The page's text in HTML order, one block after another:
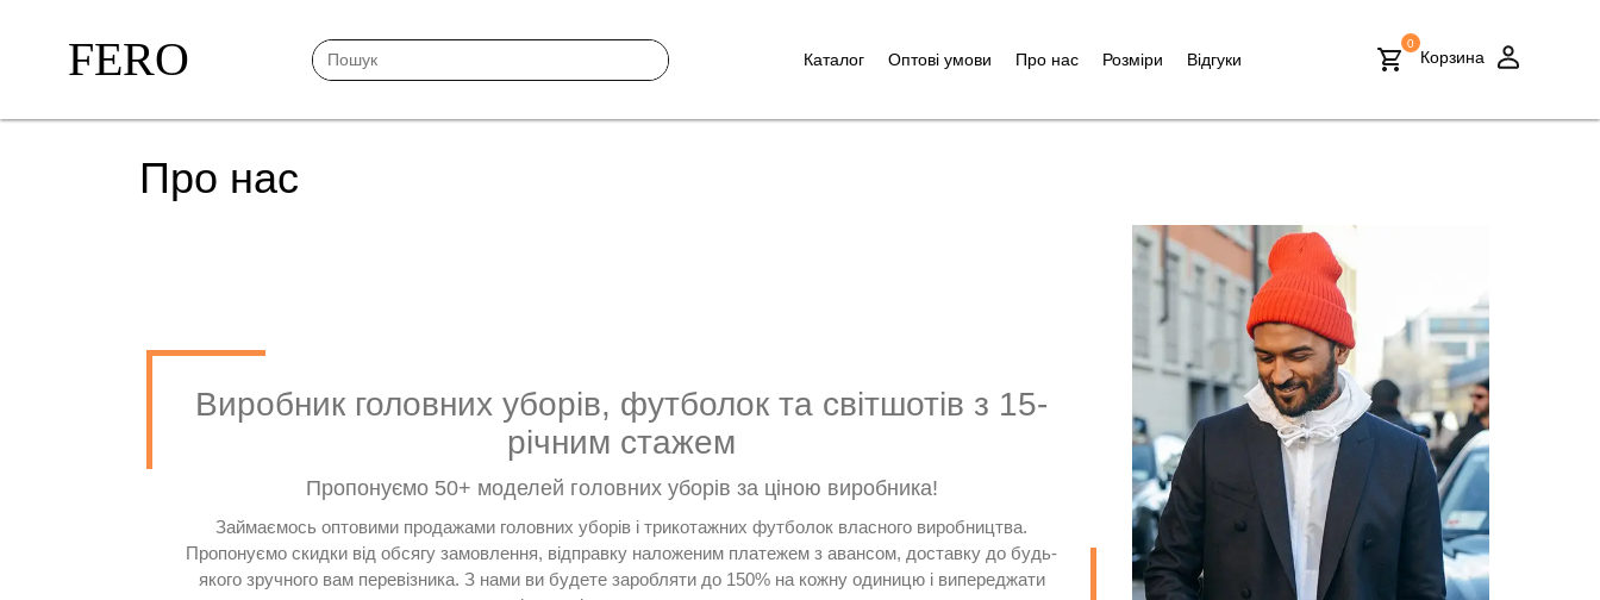
FERO Каталог Оптові умови Про нас Розміри Відгуки
0
Корзина
Про нас
Виробник головних уборів, футболок та світшотів з 15-
річним стажем
Пропонуємо 50+ моделей головних уборів за ціною виробника!
Займаємось оптовими продажами головних уборів і трикотажних футболок власного виробництва.
Пропонуємо скидки від обсягу замовлення, відправку наложеним платежем з авансом, доставку до будь-
якого зручного вам перевізника. З нами ви будете заробляти до 150% на кожну одиницю і випереджати